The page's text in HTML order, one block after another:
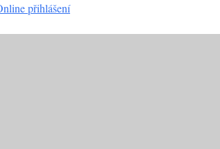
přihlášení